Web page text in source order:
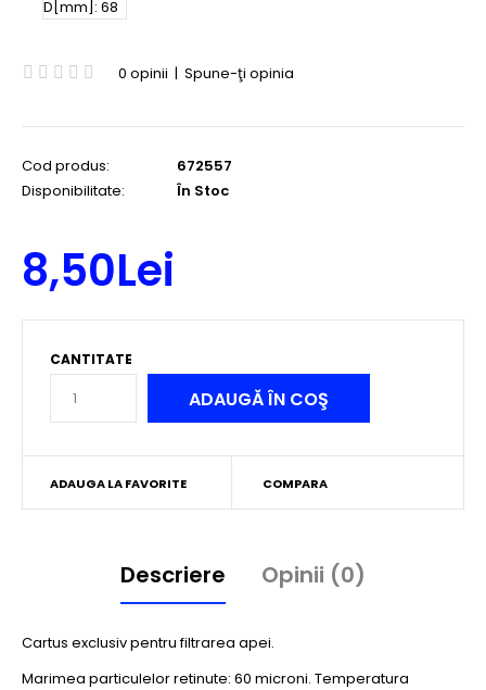
0 opinii | Spune-ţi opinia
Cod produs:
672557
Disponibilitate:
În Stoc
8,50Lei
CANTITATE
ADAUGA LA FAVORITE COMPARA
Descriere Opinii (0)
Cartus exclusiv pentru filtrarea apei.
Marimea particulelor retinute: 60 microni. Temperatura